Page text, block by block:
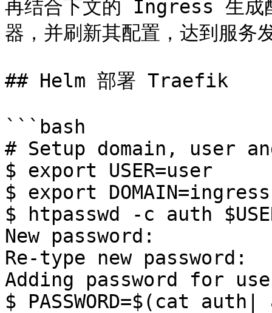
再结合下文的 Ingress 生成
器，并刷新其配置，达到服务
## Helm 部署 Traefik
```bash
# Setup domain, user
$ export USER=user
$ export
$ htpasswd -c auth
New password:
Re-type new password:
Adding password for
$ PASSWORD=$(cat